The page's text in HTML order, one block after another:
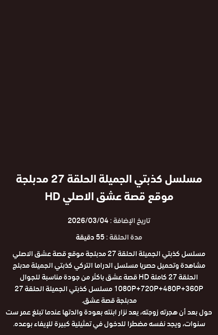
مسلسل كذبتي الجميلة الحلقة 27 مدبلجة
موقع قصة عشق الاصلي HD
تاريخ الإضافة :2026/03/04
مدة الحلقة :55 دقيقة
مسلسل كذبتي الجميلة الحلقة 27 مدبلجة موقع قصة عشق الاصلي
مشاهدة وتحميل حصريا مسلسل الدراما التركي كذبتي الجميلة مدبلج
الحلقة 27 كاملة HD قصة عشق باكثر من جودة مناسبة للجوال
1080P+720P+480P+360P مسلسل كذبتي الجميلة الحلقة 27
مدبلجة قصة عشق.
حول بعد أن هجرته زوجته، يعد نزار ابنته بعودة والدتها عندما تبلغ عمر ست
سنوات، ويجد نفسه مضطرا للدخول في تمثيلية كبيرة للإيفاء بوعده.